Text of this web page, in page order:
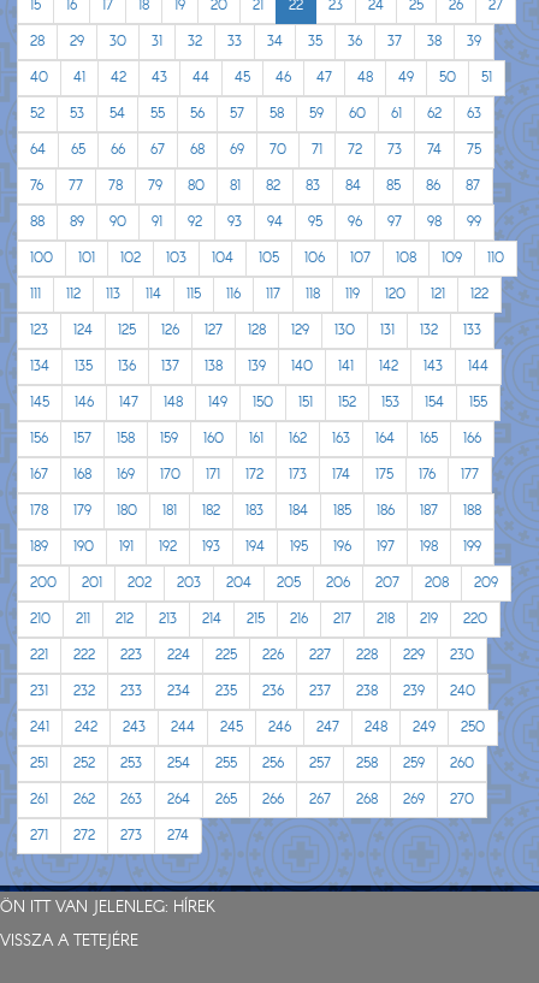
15
16 17 18 19 20 21 22 23 24 25 26
27
28
29 30 31 32 33 34 35 36 37 38
39
40
41 42 43 44 45 46 47 48 49 50
51
52
53 54 55 56 57 58 59 60 61 62
63
64
65 66 67 68 69 70 71 72 73 74
75
76
77 78 79 80 81 82 83 84 85 86
87
88
89 90 91 92 93 94 95 96 97 98
99
100
101 102 103 104 105 106 107 108 109
110
111
112 113 114 115 116 117 118 119 120 121
122
123
124 125 126 127 128 129 130 131 132
133
134
135 136 137 138 139 140 141 142 143
144
145
146 147 148 149 150 151 152 153 154
155
156
157 158 159 160 161 162 163 164 165
166
167
168 169 170 171 172 173 174 175 176
177
178
179 180 181 182 183 184 185 186 187
188
189
190 191 192 193 194 195 196 197 198
199
200
201 202 203 204 205 206 207 208
209
210
211 212 213 214 215 216 217 218 219
220
221
222 223 224 225 226 227 228 229
230
231
232 233 234 235 236 237 238 239
240
241
242 243 244 245 246 247 248 249
250
251
252 253 254 255 256 257 258 259
260
261
262 263 264 265 266 267 268 269
270
271
272 273 274
ÖN ITT VAN JELENLEG: HÍREK
VISSZA A TETEJÉRE